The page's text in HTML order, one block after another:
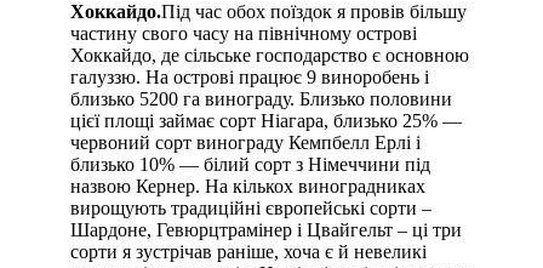
Хоккайдо.Під час обох поїздок я провів більшу
частину свого часу на північному острові
Хоккайдо, де сільське господарство є основною
галуззю. На острові працює 9 виноробень і
близько 5200 га винограду. Близько половини
цієї площі займає сорт Ніагара, близько 25% —
червоний сорт винограду Кемпбелл Ерлі і
близько 10% — білий сорт з Німеччини під
назвою Кернер. На кількох виноградниках
вирощують традиційні європейські сорти –
Шардоне, Гевюрцтрамінер і Цвайгельт – ці три
сорти я зустрічав раніше, хоча є й невеликі